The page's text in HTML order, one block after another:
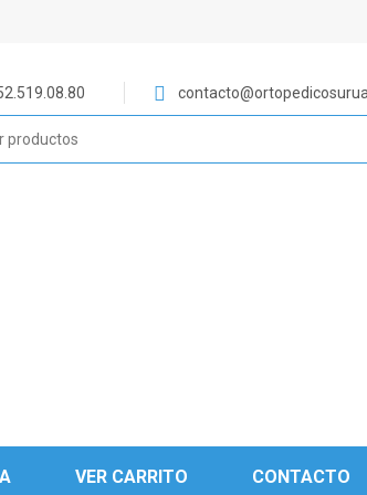
VER CARRITO CONTACTO